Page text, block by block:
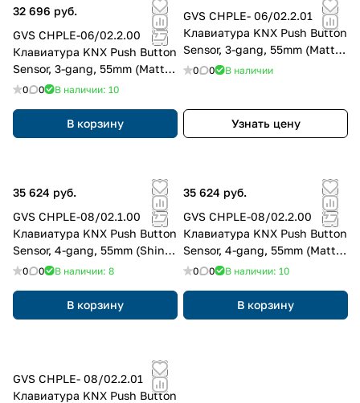
32 696 руб.
GVS CHPLE-06/02.2.00
Клавиатура KNX Push Button
Sensor, 3-gang, 55mm (Matt
Finish)
0 0 В наличии: 10
В корзину
GVS CHPLE- 06/02.2.01
Клавиатура KNX Push Button
Sensor, 3-gang, 55mm (Matt
Finish)
0 0 В наличии
Узнать цену
35 624 руб.
GVS CHPLE-08/02.1.00
Клавиатура KNX Push Button
Sensor, 4-gang, 55mm (Shiny
Finish)
0 0 В наличии: 8
В корзину
35 624 руб.
GVS CHPLE-08/02.2.00
Клавиатура KNX Push Button
Sensor, 4-gang, 55mm (Matt
Finish)
0 0 В наличии: 10
В корзину
GVS CHPLE- 08/02.2.01
Клавиатура KNX Push Button